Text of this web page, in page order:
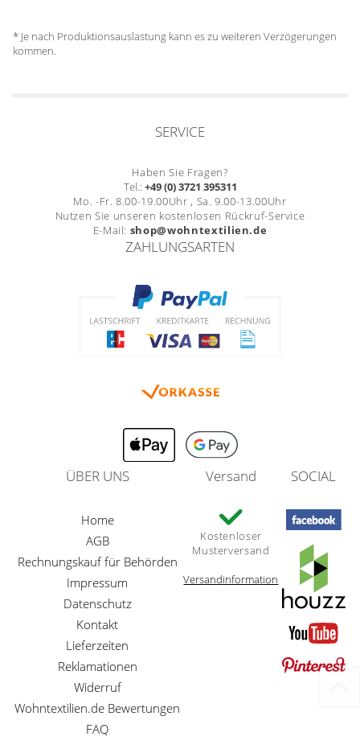
* Je nach Produktionsauslastung kann es zu weiteren Verzögerungen
kommen.
SERVICE
Haben Sie Fragen?
Tel.: +49 (0) 3721 395311
Mo. -Fr. 8.00-19.00Uhr , Sa. 9.00-13.00Uhr
Nutzen Sie unseren kostenlosen Rückruf-Service
E-Mail: shop@wohntextilien.de
ZAHLUNGSARTEN
ÜBER UNS
Home
AGB
Rechnungskauf für Behörden
Impressum
Datenschutz
Kontakt
Lieferzeiten
Reklamationen
Widerruf
Wohntextilien.de Bewertungen
FAQ
Versand
Kostenloser
Musterversand
Versandinformation
SOCIAL